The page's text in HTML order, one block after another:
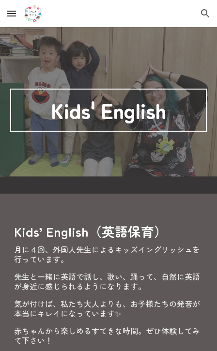
Skip to main content Skip to navigation
Kids' English
Kids’ English （英語保育）
月に４回、外国人先生によるキッズイングリッシュを
行っています。
先生と一緒に英語で話し、歌い、踊って、自然に英語
が身近に感じられるようになります。
気が付けば、私たち大人よりも、お子様たちの発音が
本当にキレイになっています✨
赤ちゃんから楽しめるすてきな時間。ぜひ体験してみ
て下さい！